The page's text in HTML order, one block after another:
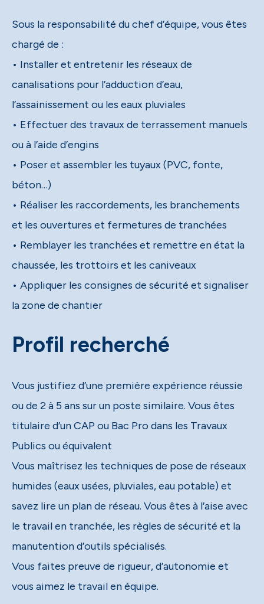
Sous la responsabilité du chef d’équipe, vous êtes
chargé de :
• Installer et entretenir les réseaux de
canalisations pour l’adduction d’eau,
l’assainissement ou les eaux pluviales
• Effectuer des travaux de terrassement manuels
ou à l’aide d’engins
• Poser et assembler les tuyaux (PVC, fonte,
béton…)
• Réaliser les raccordements, les branchements
et les ouvertures et fermetures de tranchées
• Remblayer les tranchées et remettre en état la
chaussée, les trottoirs et les caniveaux
• Appliquer les consignes de sécurité et signaliser
la zone de chantier
Profil recherché
Vous justifiez d’une première expérience réussie
ou de 2 à 5 ans sur un poste similaire. Vous êtes
titulaire d’un CAP ou Bac Pro dans les Travaux
Publics ou équivalent
Vous maîtrisez les techniques de pose de réseaux
humides (eaux usées, pluviales, eau potable) et
savez lire un plan de réseau. Vous êtes à l’aise avec
le travail en tranchée, les règles de sécurité et la
manutention d’outils spécialisés.
Vous faites preuve de rigueur, d’autonomie et
vous aimez le travail en équipe.